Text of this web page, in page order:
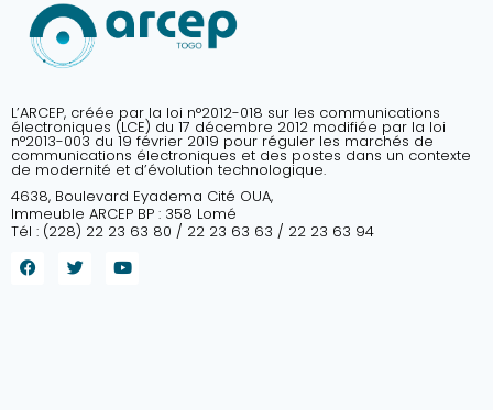
L’ARCEP, créée par la loi n°2012-018 sur les communications
électroniques (LCE) du 17 décembre 2012 modifiée par la loi
n°2013-003 du 19 février 2019 pour réguler les marchés de
communications électroniques et des postes dans un contexte
de modernité et d’évolution technologique.
4638, Boulevard Eyadema Cité OUA,
Immeuble ARCEP BP : 358 Lomé
Tél : (228) 22 23 63 80 / 22 23 63 63 / 22 23 63 94